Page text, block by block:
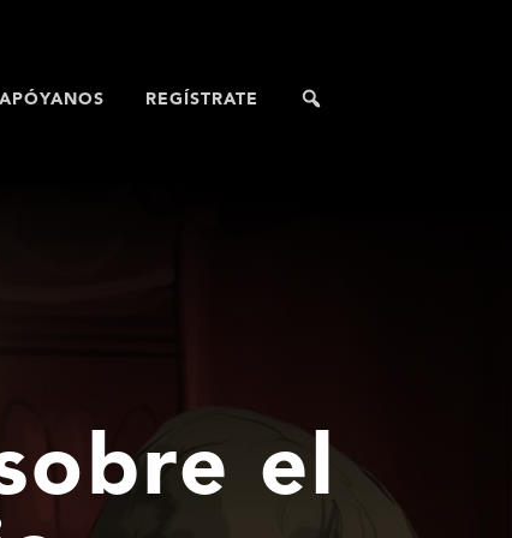
APÓYANOS REGÍSTRATE
el